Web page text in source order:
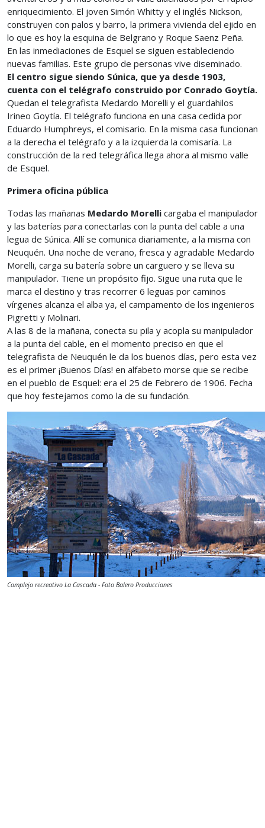
enriquecimiento. El joven Simón Whitty y el inglés Nickson,
construyen con palos y barro, la primera vivienda del ejido en
lo que es hoy la esquina de Belgrano y Roque Saenz Peña.
En las inmediaciones de Esquel se siguen estableciendo
nuevas familias. Este grupo de personas vive diseminado.
El centro sigue siendo Súnica, que ya desde 1903,
cuenta con el telégrafo construido por Conrado Goytía.
Quedan el telegrafista Medardo Morelli y el guardahilos
Irineo Goytía. El telégrafo funciona en una casa cedida por
Eduardo Humphreys, el comisario. En la misma casa funcionan
a la derecha el telégrafo y a la izquierda la comisaría. La
construcción de la red telegráfica llega ahora al mismo valle
de Esquel.
Primera oficina pública
Todas las mañanas Medardo Morelli cargaba el manipulador
y las baterías para conectarlas con la punta del cable a una
legua de Súnica. Allí se comunica diariamente, a la misma con
Neuquén. Una noche de verano, fresca y agradable Medardo
Morelli, carga su batería sobre un carguero y se lleva su
manipulador. Tiene un propósito fijo. Sigue una ruta que le
marca el destino y tras recorrer 6 leguas por caminos
vírgenes alcanza el alba ya, el campamento de los ingenieros
Pigretti y Molinari.
A las 8 de la mañana, conecta su pila y acopla su manipulador
a la punta del cable, en el momento preciso en que el
telegrafista de Neuquén le da los buenos días, pero esta vez
es el primer ¡Buenos Días! en alfabeto morse que se recibe
en el pueblo de Esquel: era el 25 de Febrero de 1906. Fecha
que hoy festejamos como la de su fundación.
Complejo recreativo La Cascada - Foto Balero Producciones